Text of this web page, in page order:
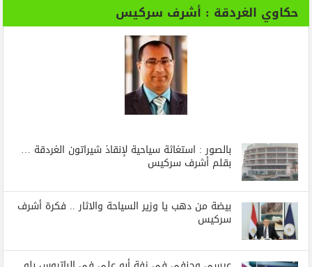
حكاوي الغردقة : أشرف سركيس
بالصور : استغاثة سياحية لإنقاذ شيراتون الغردقة …
بقلم أشرف سركيس
بيضة من دهب يا وزير السياحة والاثار .. فكرة أشرف
سركيس